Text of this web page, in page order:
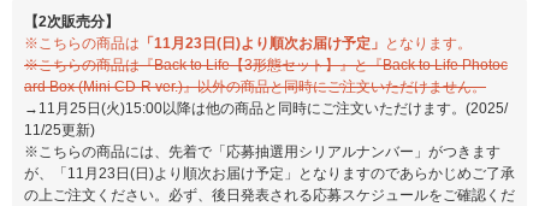
【2次販売分】
※こちらの商品は 「11月23日(日)より順次お届け予定」 となります。
※こちらの商品は『Back to Life【3形態セット】』と『Back to Life Photoc
ard Box (Mini CD-R ver.)』以外の商品と同時にご注文いただけません。
→11月25日(火)15:00以降は他の商品と同時にご注文いただけます。(2025/
11/25更新)
※こちらの商品には、先着で「応募抽選用シリアルナンバー」がつきます
が、「11月23日(日)より順次お届け予定」となりますのであらかじめご了承
の上ご注文ください。必ず、後日発表される応募スケジュールをご確認くだ